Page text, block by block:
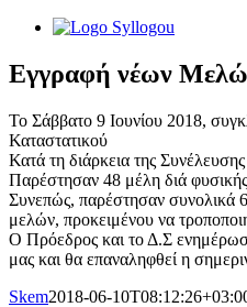
View
Εγγραφή νέων
Το Σάββατο 9 Ιουνίου 2018,
Καταστατικού
Κατά τη διάρκεια της
Παρέστησαν 48 μέλη διά
Συνεπώς, παρέστησαν συνολικά
μελών, προκειμένου να
Ο Πρόεδρος και το Δ.Σ
μας και θα επαναληφθεί η
Skem2018-06-